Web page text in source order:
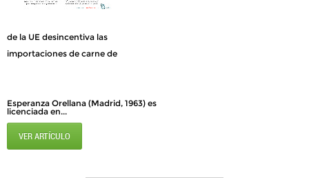
de la UE desincentiva las
importaciones de carne de
Esperanza Orellana (Madrid, 1963) es
licenciada en...
VER ARTÍCULO